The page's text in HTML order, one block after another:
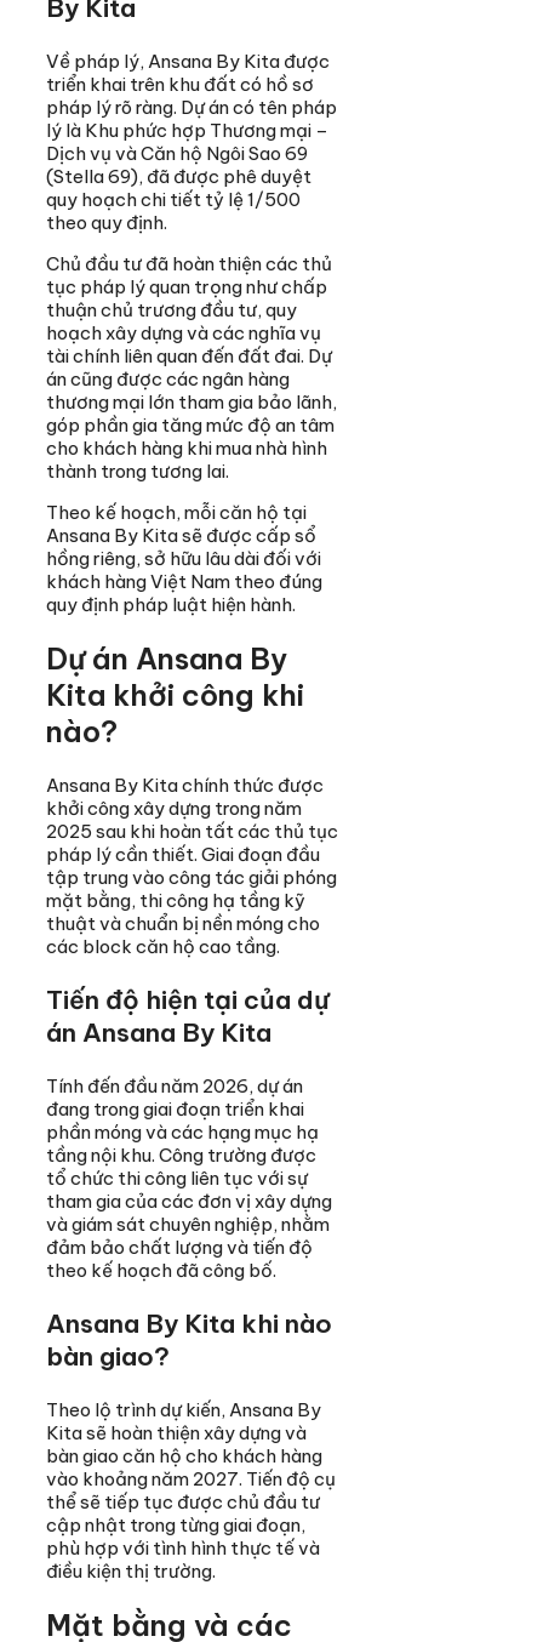
By Kita
Về pháp lý, Ansana By Kita được
triển khai trên khu đất có hồ sơ
pháp lý rõ ràng. Dự án có tên pháp
lý là Khu phức hợp Thương mại –
Dịch vụ và Căn hộ Ngôi Sao 69
(Stella 69), đã được phê duyệt
quy hoạch chi tiết tỷ lệ 1/500
theo quy định.
Chủ đầu tư đã hoàn thiện các thủ
tục pháp lý quan trọng như chấp
thuận chủ trương đầu tư, quy
hoạch xây dựng và các nghĩa vụ
tài chính liên quan đến đất đai. Dự
án cũng được các ngân hàng
thương mại lớn tham gia bảo lãnh,
góp phần gia tăng mức độ an tâm
cho khách hàng khi mua nhà hình
thành trong tương lai.
Theo kế hoạch, mỗi căn hộ tại
Ansana By Kita sẽ được cấp sổ
hồng riêng, sở hữu lâu dài đối với
khách hàng Việt Nam theo đúng
quy định pháp luật hiện hành.
Dự án Ansana By
Kita khởi công khi
nào?
Ansana By Kita chính thức được
khởi công xây dựng trong năm
2025 sau khi hoàn tất các thủ tục
pháp lý cần thiết. Giai đoạn đầu
tập trung vào công tác giải phóng
mặt bằng, thi công hạ tầng kỹ
thuật và chuẩn bị nền móng cho
các block căn hộ cao tầng.
Tiến độ hiện tại của dự
án Ansana By Kita
Tính đến đầu năm 2026, dự án
đang trong giai đoạn triển khai
phần móng và các hạng mục hạ
tầng nội khu. Công trường được
tổ chức thi công liên tục với sự
tham gia của các đơn vị xây dựng
và giám sát chuyên nghiệp, nhằm
đảm bảo chất lượng và tiến độ
theo kế hoạch đã công bố.
Ansana By Kita khi nào
bàn giao?
Theo lộ trình dự kiến, Ansana By
Kita sẽ hoàn thiện xây dựng và
bàn giao căn hộ cho khách hàng
vào khoảng năm 2027. Tiến độ cụ
thể sẽ tiếp tục được chủ đầu tư
cập nhật trong từng giai đoạn,
phù hợp với tình hình thực tế và
điều kiện thị trường.
Mặt bằng và các